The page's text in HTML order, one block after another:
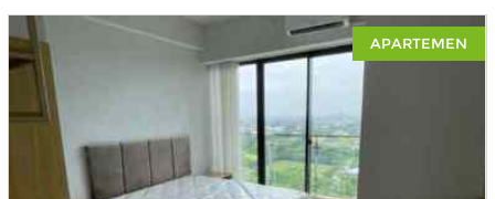
APARTEMEN